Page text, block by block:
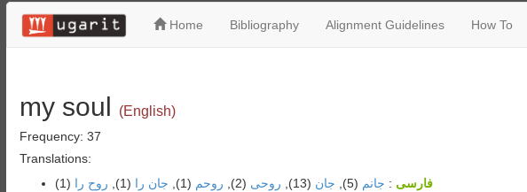
Home Bibliography Alignment Guidelines How To
my soul (English)
Frequency: 37
Translations:
فارسی : جانم (5), جان (13), روحی (2), روحم (1), جان را (1), روح را (1)